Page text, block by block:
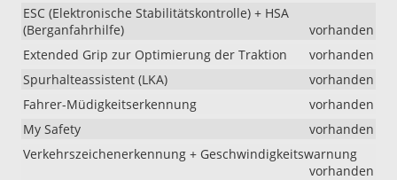
ESC (Elektronische Stabilitätskontrolle) + HSA
(Berganfahrhilfe)
vorhanden
Extended Grip zur Optimierung der Traktion
vorhanden
Spurhalteassistent (LKA)
vorhanden
Fahrer-Müdigkeitserkennung
vorhanden
My Safety
vorhanden
Verkehrszeichenerkennung + Geschwindigkeitswarnung
vorhanden